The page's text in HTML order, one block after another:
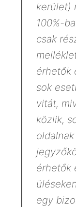
kerület)
100%-
csak
érhetők
sok
vitát,
közlik,
érhetők
egy